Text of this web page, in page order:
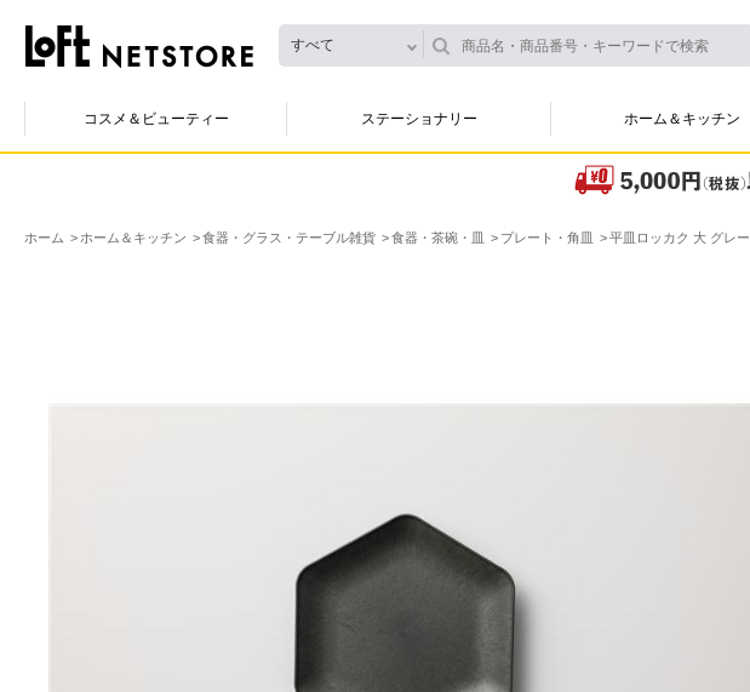
すべて
コスメ＆ビューティー ステーショナリー ホーム＆キッチン
ホーム ホーム＆キッチン 食器・グラス・テーブル雑貨 食器・茶碗・皿 プレート・角皿 平皿ロッカク 大 グレー